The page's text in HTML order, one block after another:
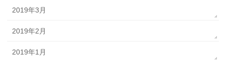
2019年3月
2019年2月
2019年1月